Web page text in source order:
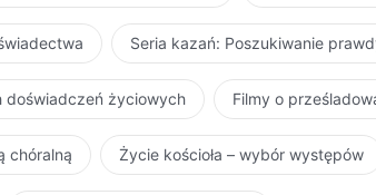
Seria kazań: Poszukiwanie
doświadczeń życiowych Filmy o
chóralną Życie kościoła – wybór występów